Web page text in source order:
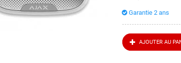
Garantie 2 ans
AJOUTER AU